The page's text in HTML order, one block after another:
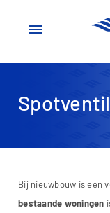
menu
Bij nieuwbouw is een
bestaande woningen